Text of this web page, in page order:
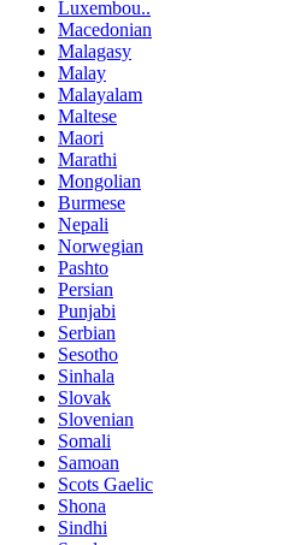
Luxembou..
Macedonian
Malagasy
Malay
Malayalam
Maltese
Maori
Marathi
Mongolian
Burmese
Nepali
Norwegian
Pashto
Persian
Punjabi
Serbian
Sesotho
Sinhala
Slovak
Slovenian
Somali
Samoan
Scots Gaelic
Shona
Sindhi